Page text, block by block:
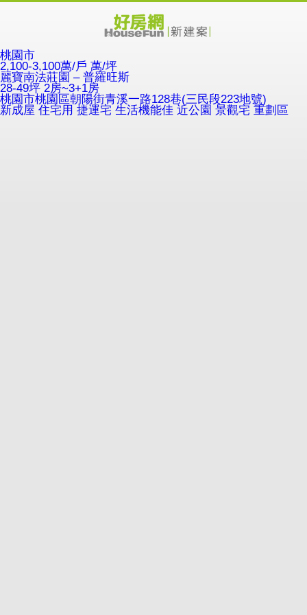
桃園市
2,100-3,100萬/戶 萬/坪
麗寶南法莊園 – 普羅旺斯
28-49坪 2房~3+1房
桃園市桃園區朝陽街青溪一路128巷(三民段223地號)
新成屋 住宅用 捷運宅 生活機能佳 近公園 景觀宅 重劃區